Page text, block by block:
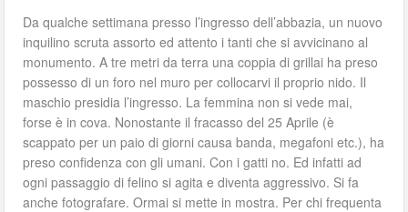
Da qualche settimana presso l’ingresso dell’abbazia, un nuovo
inquilino scruta assorto ed attento i tanti che si avvicinano al
monumento. A tre metri da terra una coppia di grillai ha preso
possesso di un foro nel muro per collocarvi il proprio nido. Il
maschio presidia l’ingresso. La femmina non si vede mai,
forse è in cova. Nonostante il fracasso del 25 Aprile (è
scappato per un paio di giorni causa banda, megafoni etc.), ha
preso confidenza con gli umani. Con i gatti no. Ed infatti ad
ogni passaggio di felino si agita e diventa aggressivo. Si fa
anche fotografare. Ormai si mette in mostra. Per chi frequenta